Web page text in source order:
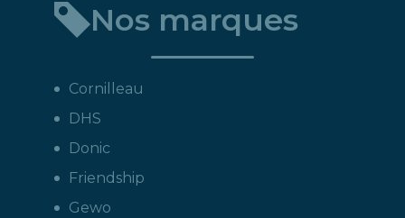
Nos marques
Cornilleau
DHS
Donic
Friendship
Gewo